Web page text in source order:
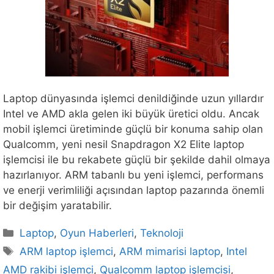
Laptop dünyasında işlemci denildiğinde uzun yıllardır
Intel ve AMD akla gelen iki büyük üretici oldu. Ancak
mobil işlemci üretiminde güçlü bir konuma sahip olan
Qualcomm, yeni nesil Snapdragon X2 Elite laptop
işlemcisi ile bu rekabete güçlü bir şekilde dahil olmaya
hazırlanıyor. ARM tabanlı bu yeni işlemci, performans
ve enerji verimliliği açısından laptop pazarında önemli
bir değişim yaratabilir.
Kategoriler
Laptop, Oyun Haberleri,Teknoloji
Etiketler
ARM laptop işlemci,ARM mimarisi laptop, Intel
AMD rakibi işlemci, Qualcomm laptop işlemcisi,